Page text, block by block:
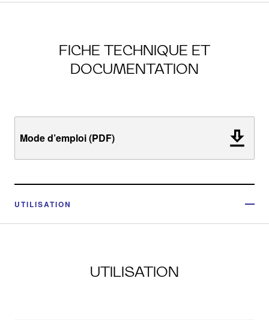
FICHE TECHNIQUE ET
DOCUMENTATION
Mode d’emploi (PDF)
UTILISATION
UTILISATION